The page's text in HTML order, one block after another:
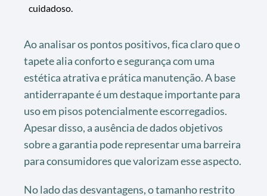
cuidadoso.
Ao analisar os pontos positivos, fica claro que o
tapete alia conforto e segurança com uma
estética atrativa e prática manutenção. A base
antiderrapante é um destaque importante para
uso em pisos potencialmente escorregadios.
Apesar disso, a ausência de dados objetivos
sobre a garantia pode representar uma barreira
para consumidores que valorizam esse aspecto.
No lado das desvantagens, o tamanho restrito